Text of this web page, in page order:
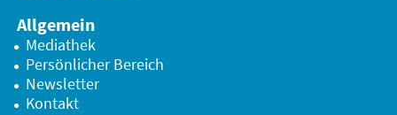
Allgemein
Mediathek
Persönlicher Bereich
Newsletter
Kontakt